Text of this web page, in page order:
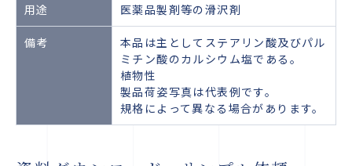
用途 医薬品製剤等の滑沢剤
備考
本品は主としてステアリン酸及びパル
ミチン酸のカルシウム塩である。
植物性
製品荷姿写真は代表例です。
規格によって異なる場合があります。